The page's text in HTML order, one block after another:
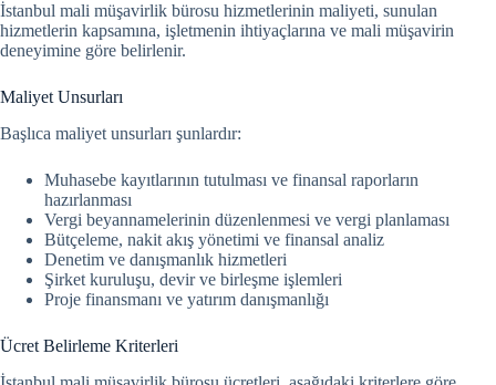
İstanbul mali müşavirlik bürosu hizmetlerinin maliyeti, sunulan
hizmetlerin kapsamına, işletmenin ihtiyaçlarına ve mali müşavirin
deneyimine göre belirlenir.
Maliyet Unsurları
Başlıca maliyet unsurları şunlardır:
Muhasebe kayıtlarının tutulması ve finansal raporların
hazırlanması
Vergi beyannamelerinin düzenlenmesi ve vergi planlaması
Bütçeleme, nakit akış yönetimi ve finansal analiz
Denetim ve danışmanlık hizmetleri
Şirket kuruluşu, devir ve birleşme işlemleri
Proje finansmanı ve yatırım danışmanlığı
Ücret Belirleme Kriterleri